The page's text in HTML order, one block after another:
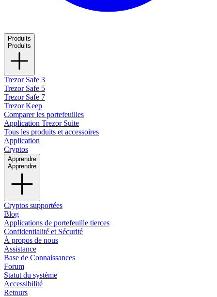
Produits
Produits
Trezor Safe 3
Trezor Safe 5
Trezor Safe 7
Trezor Keep
Comparer les portefeuilles
Application Trezor Suite
Tous les produits et accessoires
Application
Cryptos
Apprendre
Apprendre
Cryptos supportées
Blog
Applications de portefeuille tierces
Confidentialité et Sécurité
À propos de nous
Assistance
Base de Connaissances
Forum
Statut du système
Accessibilité
Retours